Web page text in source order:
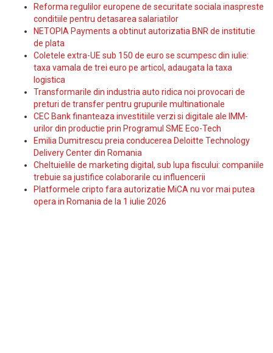
Reforma regulilor europene de securitate sociala inaspreste
conditiile pentru detasarea salariatilor
NETOPIA Payments a obtinut autorizatia BNR de institutie
de plata
Coletele extra-UE sub 150 de euro se scumpesc din iulie:
taxa vamala de trei euro pe articol, adaugata la taxa
logistica
Transformarile din industria auto ridica noi provocari de
preturi de transfer pentru grupurile multinationale
CEC Bank finanteaza investitiile verzi si digitale ale IMM-
urilor din productie prin Programul SME Eco-Tech
Emilia Dumitrescu preia conducerea Deloitte Technology
Delivery Center din Romania
Cheltuielile de marketing digital, sub lupa fiscului: companiile
trebuie sa justifice colaborarile cu influencerii
Platformele cripto fara autorizatie MiCA nu vor mai putea
opera in Romania de la 1 iulie 2026